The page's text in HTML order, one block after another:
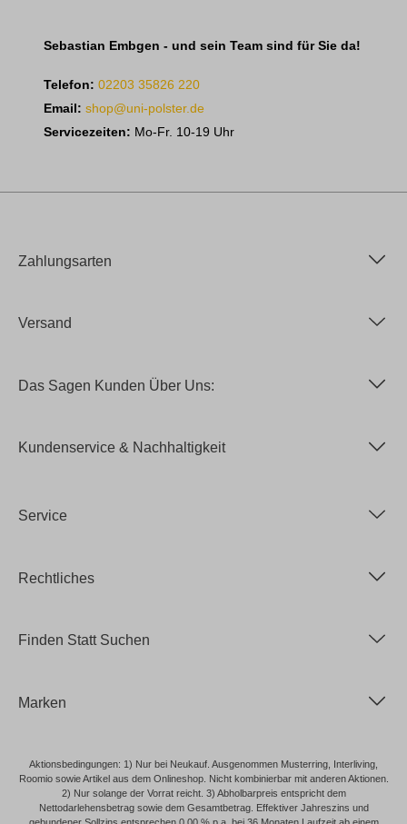
Sebastian Embgen - und sein Team sind für Sie da!
Telefon: 02203 35826 220
Email: shop@uni-polster.de
Servicezeiten: Mo-Fr. 10-19 Uhr
Zahlungsarten
Versand
Das Sagen Kunden Über Uns:
Kundenservice & Nachhaltigkeit
Service
Rechtliches
Finden Statt Suchen
Marken
Aktionsbedingungen: 1) Nur bei Neukauf. Ausgenommen Musterring, Interliving,
Roomio sowie Artikel aus dem Onlineshop. Nicht kombinierbar mit anderen Aktionen.
2) Nur solange der Vorrat reicht. 3) Abholbarpreis entspricht dem
Nettodarlehensbetrag sowie dem Gesamtbetrag. Effektiver Jahreszins und